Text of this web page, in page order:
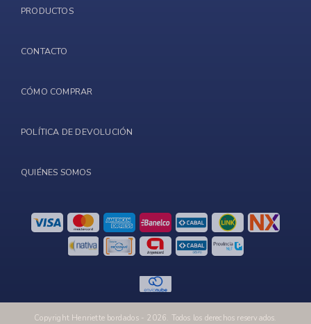
PRODUCTOS
CONTACTO
CÓMO COMPRAR
POLÍTICA DE DEVOLUCIÓN
QUIÉNES SOMOS
Copyright Henriette bordados - 2026. Todos los derechos reservados.